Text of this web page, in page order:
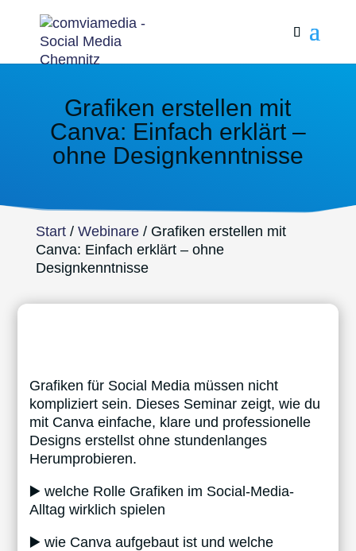
Grafiken erstellen mit
Canva: Einfach erklärt –
ohne Designkenntnisse
Start/ Webinare/ Grafiken erstellen mit
Canva: Einfach erklärt – ohne
Designkenntnisse
Grafiken für Social Media müssen nicht
kompliziert sein. Dieses Seminar zeigt, wie du
mit Canva einfache, klare und professionelle
Designs erstellst ohne stundenlanges
Herumprobieren.
▶️ welche Rolle Grafiken im Social-Media-
Alltag wirklich spielen
▶️ wie Canva aufgebaut ist und welche